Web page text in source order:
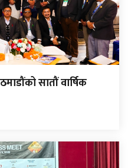
सातौं वार्षिक